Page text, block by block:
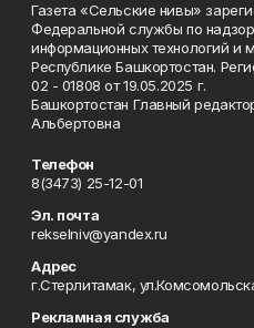
Газета «Сельские нивы»
Федеральной службы по
информационных технологий и
Республике Башкортостан.
02 - 01808 от 19.05.2025 г.
Башкортостан Главный
Альбертовна
Телефон
8(3473) 25-12-01
Эл. почта
rekselniv@yandex.ru
Адрес
г.Стерлитамак,
Рекламная служба